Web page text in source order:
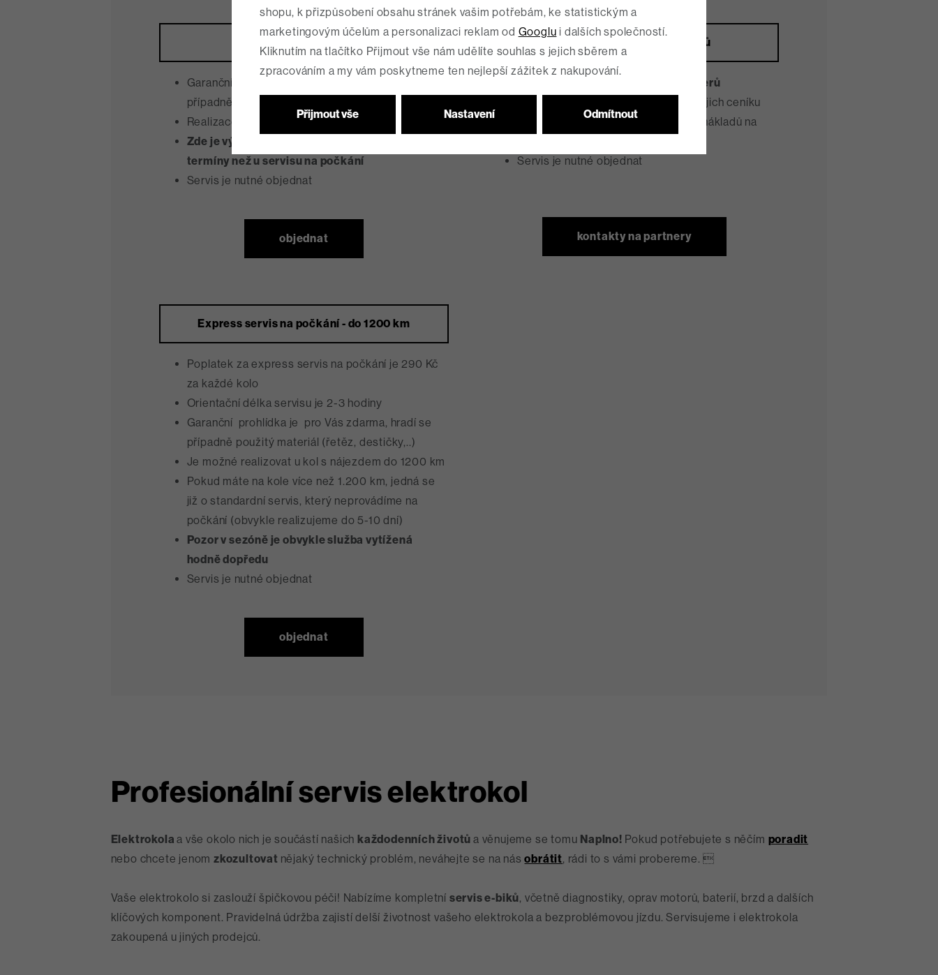
Servis do 5-14 dní
Garanční prohlídka je pro Vás zdarma, hradí se
případně použitý materiál (řetěz, destičky,..)
Realizace servisu v horizontu 5-10 dní
Zde je výhoda, že v sezoně jsou dostupné bližší
termíny než u servisu na počkání
Servis je nutné objednat
objednat
Express servis na počkání - do 1200 km
Poplatek za express servis na počkání je 290 Kč
za každé kolo
Orientační délka servisu je 2-3 hodiny
Garanční prohlídka je pro Vás zdarma, hradí se
případně použitý materiál (řetěz, destičky,..)
Je možné realizovat u kol s nájezdem do 1200 km
Pokud máte na kole více než 1.200 km, jedná se
již o standardní servis, který neprovádíme na
počkání (obvykle realizujeme do 5-10 dní)
Pozor v sezóně je obvykle služba vytížená
hodně dopředu
Servis je nutné objednat
objednat
Seznam servisních partnerů
Můžete využít služeb našich partnerů
Garanční prohlídka je placená dle jejich ceníku
Pro Vás to může být úspora času a nákladů na
Servis je nutné objednat
kontakty na partnery
Profesionální servis elektrokol
Elektrokolaa vše okolo nich je součástí našich každodenních životůa věnujeme se tomu Naplno! Pokud potřebujete s něčím poradit
nebo chcete jenomzkozultovat nějaký technický problém, neváhejte se na násobrátit, rádi to s vámi probereme. 
Vaše elektrokolo si zaslouží špičkovou péči! Nabízíme kompletní servis e-biků, včetně diagnostiky, oprav motorů, baterií, brzd a dalších
klíčových komponent. Pravidelná údržba zajistí delší životnost vašeho elektrokola a bezproblémovou jízdu. Servisujeme i elektrokola
zakoupená u jiných prodejců.
shopu, k přizpůsobení obsahu stránek vašim potřebám, ke statistickým a
marketingovým účelům a personalizaci reklam od Googlu i dalších společností.
Kliknutím na tlačítko Přijmout vše nám udělíte souhlas s jejich sběrem a
zpracováním a my vám poskytneme ten nejlepší zážitek z nakupování.
Přijmout vše Nastavení Odmítnout